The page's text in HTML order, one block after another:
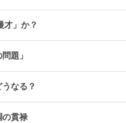
」か？
題」
なる？
の貫禄